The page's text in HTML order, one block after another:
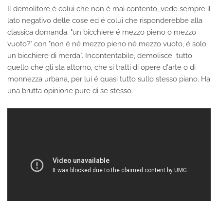
Il demolitore é colui che non é mai contento, vede sempre il
lato negativo delle cose ed é colui che risponderebbe alla
classica domanda: "un bicchiere é mezzo pieno o mezzo
vuoto?" con "non é né mezzo pieno né mezzo vuoto, é solo
un bicchiere di merda". Incontentabile, demolisce tutto
quello che gli sta attorno, che si tratti di opere d'arte o di
monnezza urbana, per lui é quasi tutto sullo stesso piano. Ha
una brutta opinione pure di se stesso.